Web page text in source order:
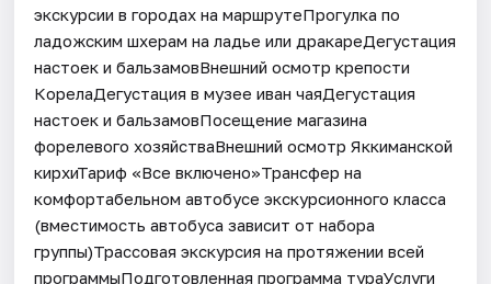
экскурсии в городах на маршрутеПрогулка по
ладожским шхерам на ладье или дракареДегустация
настоек и бальзамовВнешний осмотр крепости
КорелаДегустация в музее иван чаяДегустация
настоек и бальзамовПосещение магазина
форелевого хозяйстваВнешний осмотр Яккиманской
кирхиТариф «Все включено»Трансфер на
комфортабельном автобусе экскурсионного класса
(вместимость автобуса зависит от набора
группы)Трассовая экскурсия на протяжении всей
программыПодготовленная программа тураУслуги